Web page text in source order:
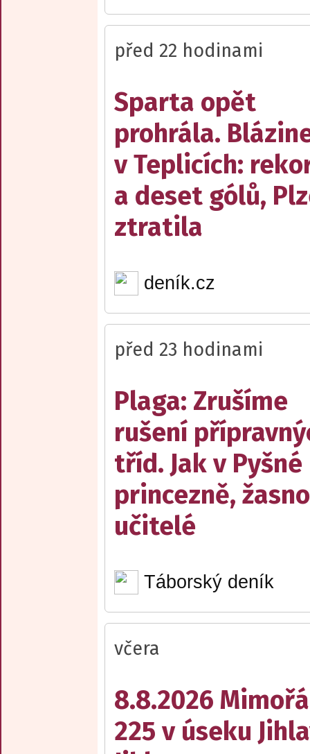
před 22 hodinami
Sparta opět
prohrála.
v Teplicích:
a deset gólů,
ztratila
deník.cz
před 23 hodinami
Plaga: Zrušíme
rušení
tříd. Jak v Pyšné
princezně,
učitelé
Táborský deník
včera
8.8.2026
225 v úseku